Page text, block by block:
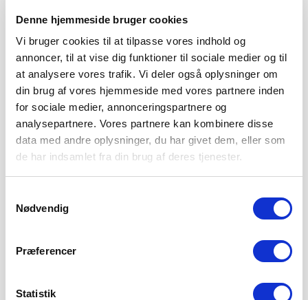
Denne hjemmeside bruger cookies
Vi bruger cookies til at tilpasse vores indhold og
annoncer, til at vise dig funktioner til sociale medier og til
at analysere vores trafik. Vi deler også oplysninger om
din brug af vores hjemmeside med vores partnere inden
for sociale medier, annonceringspartnere og
analysepartnere. Vores partnere kan kombinere disse
data med andre oplysninger, du har givet dem, eller som
de har indsamlet fra din brug af deres tjenester.
Nødvendig
Præferencer
Statistik
POKALEN
Vi træder ind i 2. runde af Betano Pokalen, hvor Thisted FC